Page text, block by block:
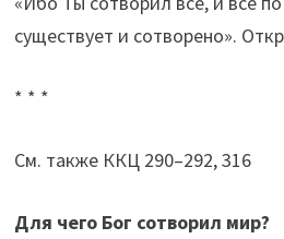
существует и сотворено».
* * *
См. также ККЦ 290–292, 316
Для чего Бог сотворил мир?